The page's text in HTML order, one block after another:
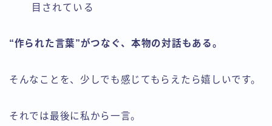
目されている
“作られた言葉”がつなぐ、本物の対話もある。
そんなことを、少しでも感じてもらえたら嬉しいです。
それでは最後に私から一言。